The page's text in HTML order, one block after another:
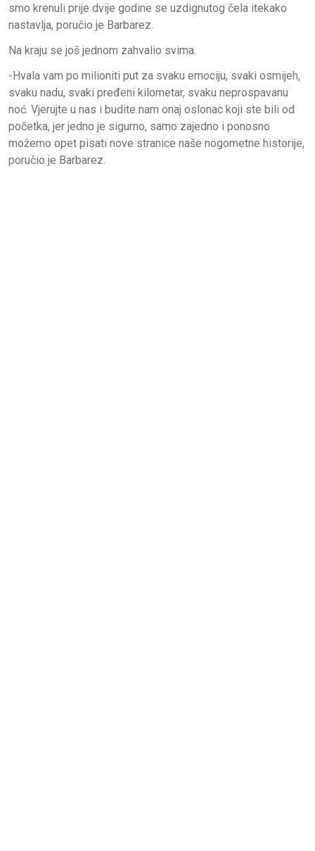
smo krenuli prije dvije godine se uzdignutog čela itekako
nastavlja, poručio je Barbarez.
Na kraju se još jednom zahvalio svima.
-Hvala vam po milioniti put za svaku emociju, svaki osmijeh,
svaku nadu, svaki pređeni kilometar, svaku neprospavanu
noć. Vjerujte u nas i budite nam onaj oslonac koji ste bili od
početka, jer jedno je sigurno, samo zajedno i ponosno
možemo opet pisati nove stranice naše nogometne historije,
poručio je Barbarez.